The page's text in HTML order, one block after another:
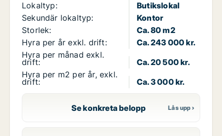
Lokaltyp:
Butikslokal
Sekundär lokaltyp:
Kontor
Storlek:
Ca. 80 m2
Hyra per år exkl. drift:
Ca. 243 000 kr.
Hyra per månad exkl.
drift:
Ca. 20 500 kr.
Hyra per m2 per år, exkl.
drift: Ca. 3 000 kr.
Se konkreta belopp